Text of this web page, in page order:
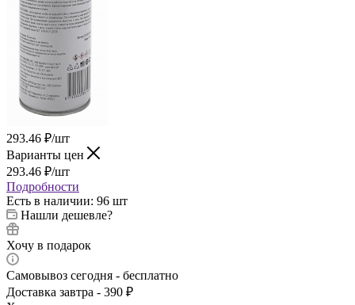
293.46 ₽/шт
Варианты цен
293.46 ₽/шт
Подробности
Есть в наличии: 96 шт
Нашли дешевле?
Хочу в подарок
Самовывоз сегодня - бесплатно
Доставка завтра - 390 ₽